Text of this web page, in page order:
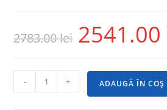
2783.00lei 2541.00
- + ADAUGĂ ÎN COȘ